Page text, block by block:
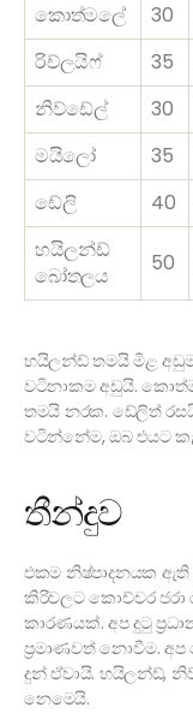
කොත්මලේ
30
රිච්ලයිෆ්
35
නිව්ඩේල්
30
මයිලෝ
35
ඩේලි
40
හයිලන්ඩ්
බෝතලය
50
හයිලන්ඩ් තමයි මිළ
වටිනාකම අඩුයි.
තමයි නරක. ඩේලිත්
වටින්නේම, ඔබ එයට
තීන්දුව
එකම නිෂ්පාදනයක ඇති
කිරිවල‍ට කොච්චර ජරා
කාරණයක්. අප දුටු
ප්‍රමාණවත් නොවීම.
දුන් ඒවායි. හයිලන්ඩ්,
නෙමෙයි.